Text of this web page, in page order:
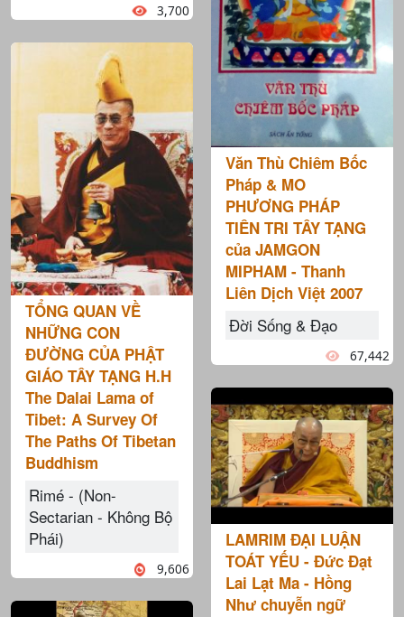
3,700
TỔNG QUAN VỀ
NHỮNG CON
ĐƯỜNG CỦA PHẬT
GIÁO TÂY TẠNG H.H
The Dalai Lama of
Tibet: A Survey Of
The Paths Of Tibetan
Buddhism
Rimé - (Non-
Sectarian - Không Bộ
Phái)
9,606
Văn Thù Chiêm Bốc
Pháp & MO
PHƯƠNG PHÁP
TIÊN TRI TÂY TẠNG
của JAMGON
MIPHAM - Thanh
Liên Dịch Việt 2007
Đời Sống & Đạo
67,442
LAMRIM ĐẠI LUẬN
TOÁT YẾU - Đức Đạt
Lai Lạt Ma - Hồng
Như chuyễn ngữ